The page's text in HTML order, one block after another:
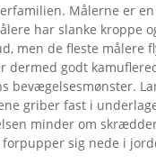
Målerne er
har slanke kroppe
men de fleste
dermed godt
bevægelsesmønster.
griber fast i
minder om
sig nede i